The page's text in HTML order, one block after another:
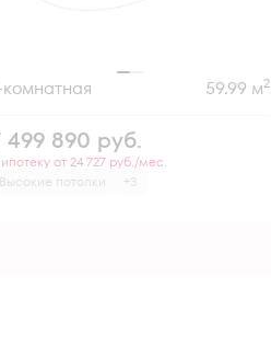
комнатная 59.99 м2
499 890 руб.
от 24 727 руб./мес.
Высокие потолки
+3